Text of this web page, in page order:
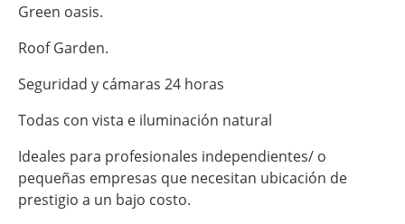
Green oasis.
Roof Garden.
Seguridad y cámaras 24 horas
Todas con vista e iluminación natural
Ideales para profesionales independientes/ o
pequeñas empresas que necesitan ubicación de
prestigio a un bajo costo.